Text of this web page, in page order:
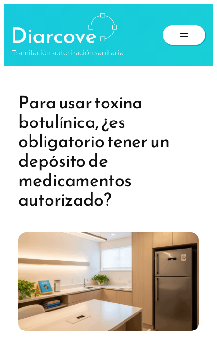
contenido
Tramitación autorización sanitaria
Para usar toxina
botulínica, ¿es
obligatorio tener un
depósito de
medicamentos
autorizado?